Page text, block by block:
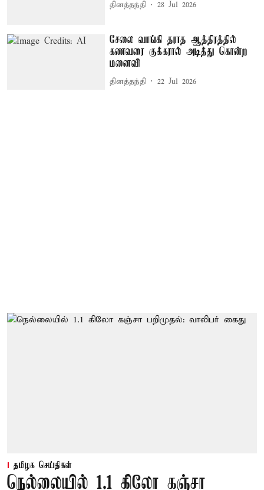
தினத்தந்தி 28 Jul 2026
சேலை வாங்கி தராத ஆத்திரத்தில்
கணவரை குக்கரால் அடித்து கொன்ற
மனைவி
தினத்தந்தி 22 Jul 2026
தமிழக செய்திகள்
நெல்லையில் 1.1 கிலோ கஞ்சா